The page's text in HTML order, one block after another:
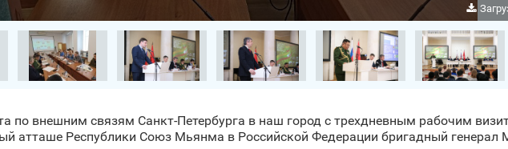
по внешним связям Санкт‑Петербурга в наш город с трехдневным рабочим
атташе Республики Союз Мьянма в Российской Федерации бригадный генерал